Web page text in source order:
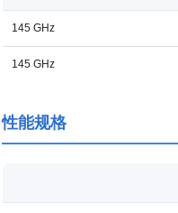
145 GHz
145 GHz
性能规格